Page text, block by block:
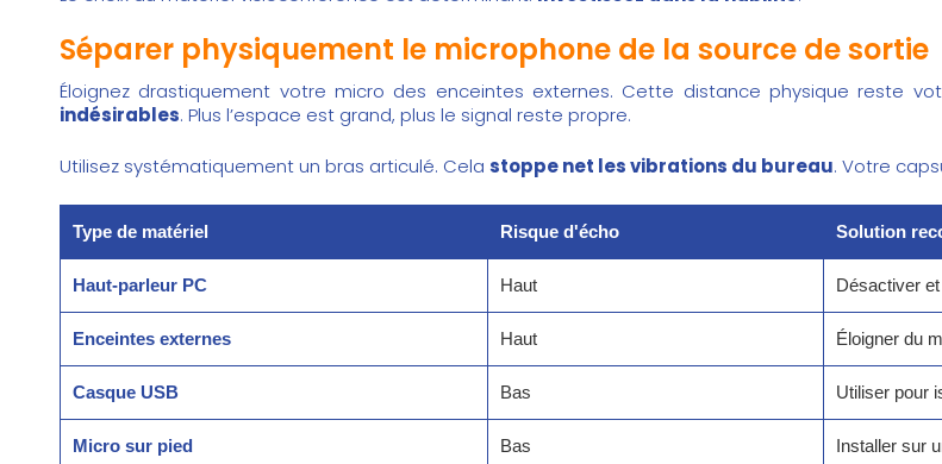
Séparer physiquement le microphone de la source de sortie
Éloignez drastiquement votre micro des enceintes externes. Cette distance physique reste
indésirables. Plus l’espace est grand, plus le signal reste propre.
Utilisez systématiquement un bras articulé. Cela stoppe net les vibrations du bureau. Votre
Type de matériel Risque d'écho Solution
Haut-parleur PC Haut Désactiver
Enceintes externes Haut Éloigner du
Casque USB Bas Utiliser pour
Micro sur pied Bas Installer sur